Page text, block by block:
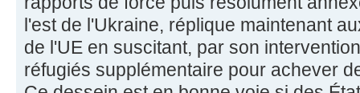
l'est de l'Ukraine, réplique maintenant
de l'UE en suscitant, par son
réfugiés supplémentaire pour achever